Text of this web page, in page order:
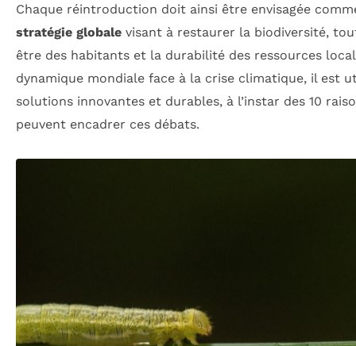
Chaque réintroduction doit ainsi être envisagée
stratégie globale visant à restaurer la biodiversité,
être des habitants et la durabilité des ressources
dynamique mondiale face à la crise climatique, il est
solutions innovantes et durables, à l’instar des 10
peuvent encadrer ces débats.